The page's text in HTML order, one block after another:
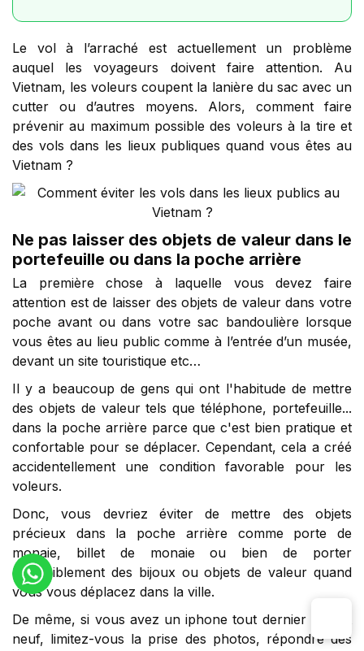
Le vol à l’arraché est actuellement un problème
auquel les voyageurs doivent faire attention. Au
Vietnam, les voleurs coupent la lanière du sac avec un
cutter ou d’autres moyens. Alors, comment faire
prévenir au maximum possible des voleurs à la tire et
des vols dans les lieux publiques quand vous êtes au
Vietnam ?
Ne pas laisser des objets de valeur dans le
portefeuille ou dans la poche arrière
La première chose à laquelle vous devez faire
attention est de laisser des objets de valeur dans votre
poche avant ou dans votre sac bandoulière lorsque
vous êtes au lieu public comme à l’entrée d’un musée,
devant un site touristique etc…
Il y a beaucoup de gens qui ont l'habitude de mettre
des objets de valeur tels que téléphone, portefeuille...
dans la poche arrière parce que c'est bien pratique et
confortable pour se déplacer. Cependant, cela a créé
accidentellement une condition favorable pour les
voleurs.
Donc, vous devriez éviter de mettre des objets
précieux dans la poche arrière comme porte de
monaie, billet de monaie ou bien de porter
ostensiblement des bijoux ou objets de valeur quand
vous vous déplacez dans la ville.
De même, si vous avez un iphone tout dernier et tout
neuf, limitez-vous la prise des photos, répondre des